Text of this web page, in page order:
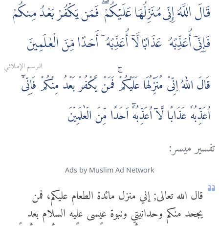
قَالَ اللَّهُ إِنِّى مُنَزِّلُهَا عَلَيْكُمْ ۖ فَمَن يَكْفُرْ بَعْدُ مِنكُمْ
فَإِنِّىٓ أُعَذِّبُهُۥ عَذَابًا لَّآ أُعَذِّبُهُۥٓ أَحَدًا مِّنَ الْعٰلَمِينَ
الـرسـم الإمـلائـي
قَالَ اللّٰهُ اِنِّىۡ مُنَزِّلُهَا عَلَيۡكُمۡ‌ۚ فَمَنۡ يَّكۡفُرۡ بَعۡدُ مِنۡكُمۡ فَاِنِّىۡۤ
اُعَذِّبُهٗ عَذَابًا لَّاۤ اُعَذِّبُهٗۤ اَحَدًا مِّنَ الۡعٰلَمِيۡنَ
تفسير ميسر:
Ads by Muslim Ad Network
قال الله تعالى; إني منزل مائدة الطعام عليكم، فمن
يجحد منكم وحدانيتي ونبوة عيسى عليه السلام بعد